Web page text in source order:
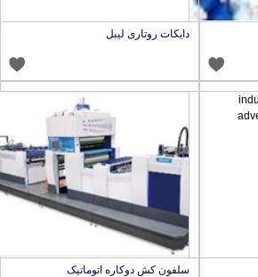
دایکات روتاری لیبل
سلفون کش دوکاره اتوماتیک